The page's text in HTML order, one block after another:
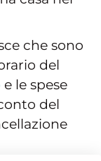
che sono
del
e le spese
del